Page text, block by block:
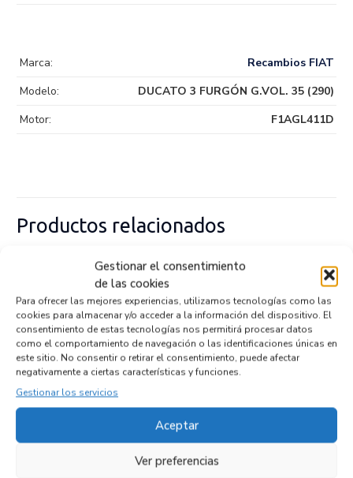
Gestionar el consentimiento
de las cookies
Para ofrecer las mejores experiencias, utilizamos tecnologías como las
cookies para almacenar y/o acceder a la información del dispositivo. El
consentimiento de estas tecnologías nos permitirá procesar datos
como el comportamiento de navegación o las identificaciones únicas en
este sitio. No consentir o retirar el consentimiento, puede afectar
negativamente a ciertas características y funciones.
Gestionar los servicios
Aceptar
Ver preferencias
Marca:
Recambios FIAT
Modelo:
DUCATO 3 FURGÓN G.VOL. 35 (290)
Motor:
F1AGL411D
Productos relacionados
VALVULA AIRE ADICIONAL 55269482
Recambios FIATDUCATO 3 FURGÓN G.VOL. 35 (290)
F1AGL411D
Referencia ID: 146082
Referencia OEM: 55269482
27,95€ (IVA no incluído)
Empresas colaboradoras